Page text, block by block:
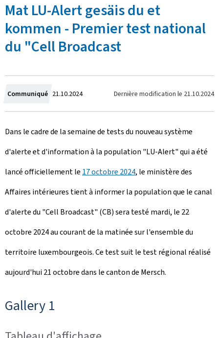
lMat LU-Alert gesäis du et
kommen - Premier test national
du "Cell Broadcast
Communiqué C
r
é
e
l
e
21.10.2024 Dernière modification le 21.10.2024
Dans le cadre de la semaine de tests du nouveau système
d'alerte et d'information à la population "LU-Alert"qui a été
lancé officiellement le 17 octobre 2024, le ministère des
Affaires intérieures tient à informer la population que le canal
d'alerte du "Cell Broadcast" (CB) sera testé mardi, le 22
octobre 2024 au courant de la matinée sur l'ensemble du
territoire luxembourgeois. Ce test suit le test régional réalisé
aujourd'hui 21 octobre dans le canton de Mersch.
Gallery 1